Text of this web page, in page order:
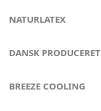
NATURLATEX
DANSK PRODUCERET
BREEZE COOLING